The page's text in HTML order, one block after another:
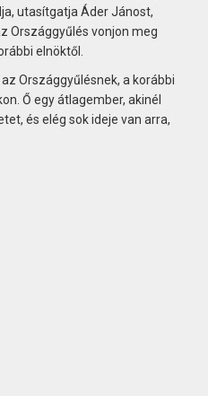
utasítgatja Áder Jánost,
Országgyűlés vonjon meg
elnöktől.
Országgyűlésnek, a korábbi
Ő egy átlagember, akinél
és elég sok ideje van arra,